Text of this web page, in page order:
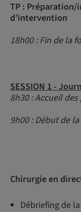
TP :
d’intervention
18h00 : Fin de la
SESSION 1 -
8h30 : Accueil
9h00 : Début de
Chirurgie en
Débriefing de